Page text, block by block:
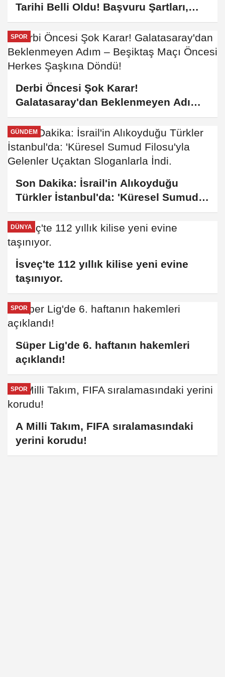
Tarihi Belli Oldu! Başvuru Şartları,
Kriterler ve Kiralık Sosyal Konut
Projesine Dahil Olma Süreci Hakkında
Tüm Detaylar!
SPOR
Derbi Öncesi Şok Karar!
Galatasaray'dan Beklenmeyen Adım –
Beşiktaş Maçı Öncesi Herkes Şaşkına
Döndü!
GÜNDEM
Son Dakika: İsrail'in Alıkoyduğu
Türkler İstanbul'da: 'Küresel Sumud
Filosu'yla Gelenler Uçaktan
Sloganlarla İndi.
DÜNYA
İsveç'te 112 yıllık kilise yeni evine
taşınıyor.
SPOR
Süper Lig'de 6. haftanın hakemleri
açıklandı!
SPOR
A Milli Takım, FIFA sıralamasındaki
yerini korudu!